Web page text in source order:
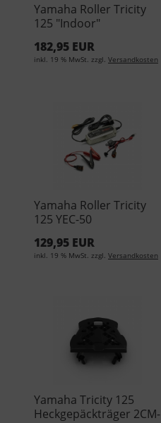
Yamaha Roller Tricity
125 "Indoor"
C13-IN101-10-0M
182,95 EUR
inkl. 19 % MwSt. zzgl. Versandkosten
Yamaha Roller Tricity
125 YEC-50
YEC50-EU-00
129,95 EUR
inkl. 19 % MwSt. zzgl. Versandkosten
Yamaha Tricity 125
Heckgepäckträger 2CM-